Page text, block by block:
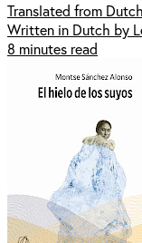
Translated from
Written in Dutch by
8 minutes read